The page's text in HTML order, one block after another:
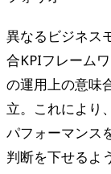
異なるビジネス
合KPIフレーム
の運用上の意味
立。これにより
パフォーマンス
判断を下せるよ